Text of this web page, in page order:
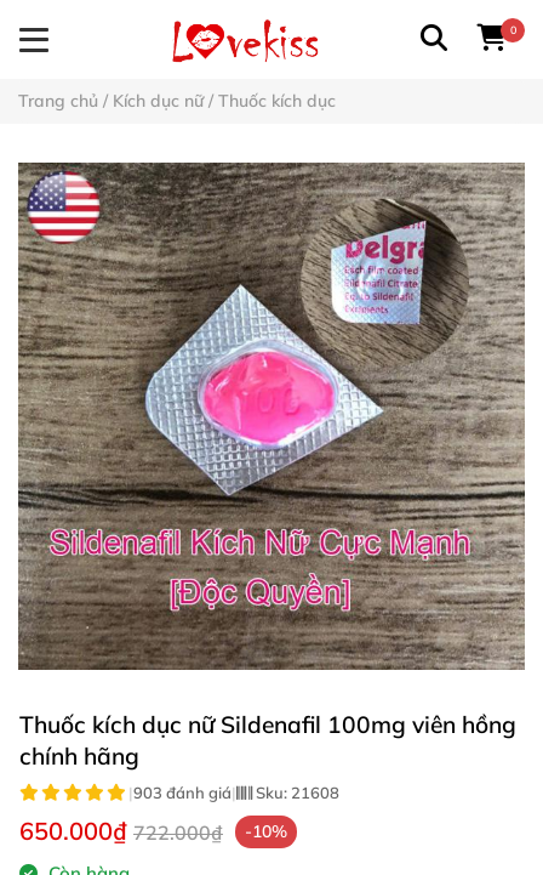
0
Trang chủ / Kích dục nữ/ Thuốc kích dục
Thuốc kích dục nữ Sildenafil 100mg viên hồng
chính hãng
|903 đánh giá| Sku: 21608
650.000₫ 722.000₫ -10%